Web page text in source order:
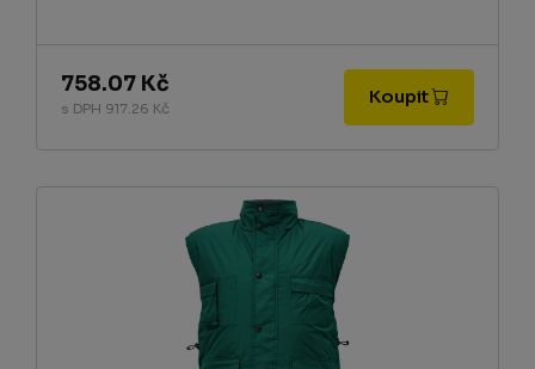
758.07 Kč
s DPH 917.26 Kč
Koupit